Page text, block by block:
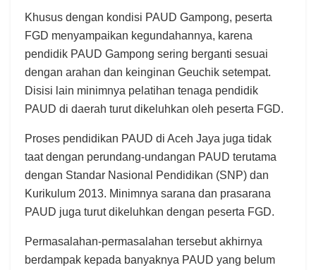
Khusus dengan kondisi PAUD Gampong, peserta
FGD menyampaikan kegundahannya, karena
pendidik PAUD Gampong sering berganti sesuai
dengan arahan dan keinginan Geuchik setempat.
Disisi lain minimnya pelatihan tenaga pendidik
PAUD di daerah turut dikeluhkan oleh peserta FGD.
Proses pendidikan PAUD di Aceh Jaya juga tidak
taat dengan perundang-undangan PAUD terutama
dengan Standar Nasional Pendidikan (SNP) dan
Kurikulum 2013. Minimnya sarana dan prasarana
PAUD juga turut dikeluhkan dengan peserta FGD.
Permasalahan-permasalahan tersebut akhirnya
berdampak kepada banyaknya PAUD yang belum